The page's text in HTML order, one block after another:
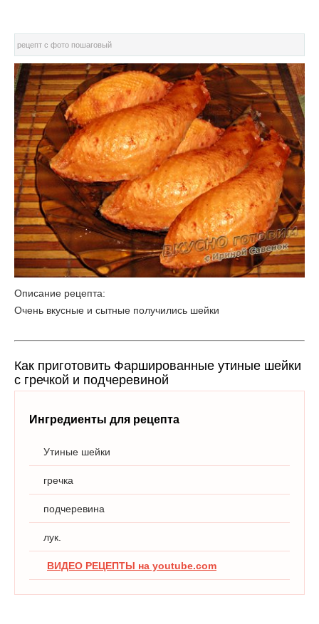
рецепт с фото пошаговый
Описание рецепта:
Очень вкусные и сытные получились шейки
Как приготовить Фаршированные утиные шейки
с гречкой и подчеревиной
Ингредиенты для рецепта
Утиные шейки
гречка
подчеревина
лук.
ВИДЕО РЕЦЕПТЫ на youtube.com